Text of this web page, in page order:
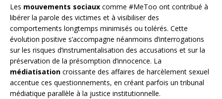
Les mouvements sociaux comme #MeToo ont contribué à
libérer la parole des victimes et à visibiliser des
comportements longtemps minimisés ou tolérés. Cette
évolution positive s’accompagne néanmoins d’interrogations
sur les risques d’instrumentalisation des accusations et sur la
préservation de la présomption d’innocence. La
médiatisation croissante des affaires de harcèlement sexuel
accentue ces questionnements, en créant parfois un tribunal
médiatique parallèle à la justice institutionnelle.